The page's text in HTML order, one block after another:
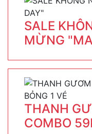
SALE
MỪNG
THANH
COMBO